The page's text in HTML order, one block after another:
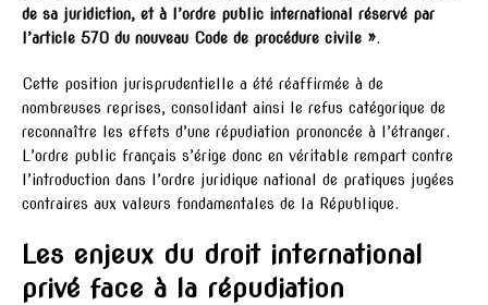
de sa juridiction, et à l’ordre public international réservé par
l’article 570 du nouveau Code de procédure civile ».
Cette position jurisprudentielle a été réaffirmée à de
nombreuses reprises, consolidant ainsi le refus catégorique de
reconnaître les effets d’une répudiation prononcée à l’étranger.
L’ordre public français s’érige donc en véritable rempart contre
l’introduction dans l’ordre juridique national de pratiques jugées
contraires aux valeurs fondamentales de la République.
Les enjeux du droit international
privé face à la répudiation